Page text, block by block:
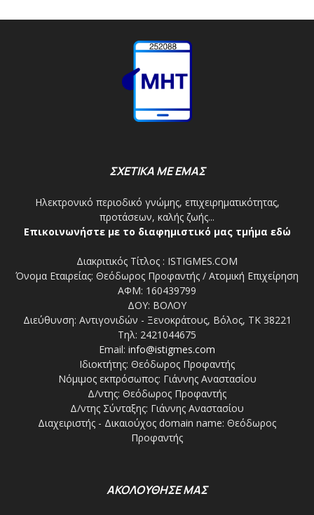
ΣΧΕΤΙΚΑ ΜΕ ΕΜΑΣ
Ηλεκτρονικό περιοδικό γνώμης, επιχειρηματικότητας,
προτάσεων, καλής ζωής...
Επικοινωνήστε με το διαφημιστικό μας τμήμα εδώ
Διακριτικός Τίτλος : ISTIGMES.COM
Όνομα Εταιρείας: Θεόδωρος Προφαντής / Ατομική Επιχείρηση
ΑΦΜ: 160439799
ΔΟΥ: ΒΟΛΟΥ
Διεύθυνση: Αντιγονιδών - Ξενοκράτους, Βόλος, ΤΚ 38221
Τηλ: 2421044675
Email: info@istigmes.com
Ιδιοκτήτης: Θεόδωρος Προφαντής
Νόμιμος εκπρόσωπος: Γιάννης Αναστασίου
Δ/ντης: Θεόδωρος Προφαντής
Δ/ντης Σύνταξης: Γιάννης Αναστασίου
Διαχειριστής - Δικαιούχος domain name: Θεόδωρος
Προφαντής
ΑΚΟΛΟΥΘΗΣΕ ΜΑΣ